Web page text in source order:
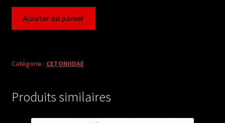
ex
CHINA
Ajouter au panier
Catégorie : CETONIIDAE
Produits similaires